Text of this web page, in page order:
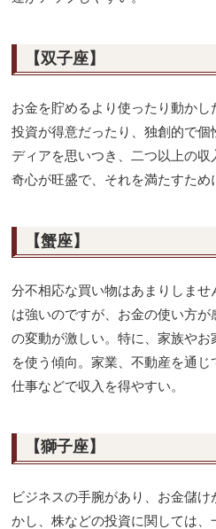
【双子座】
お金を貯めるより使ったり動かし
投資が得意だったり、独創的で
ディアを思いつき、二つ以上の
奇心が旺盛で、それを満たすため
【蟹座】
分不相応な買い物はあまりしま
は強いのですが、お金の使い方
の変動が激しい。特に、家族や
を使う傾向。家業、不動産を通
仕事などで収入を得やすい。
【獅子座】
ビジネスの手腕があり、お金儲
かし、株などの投資に関しては